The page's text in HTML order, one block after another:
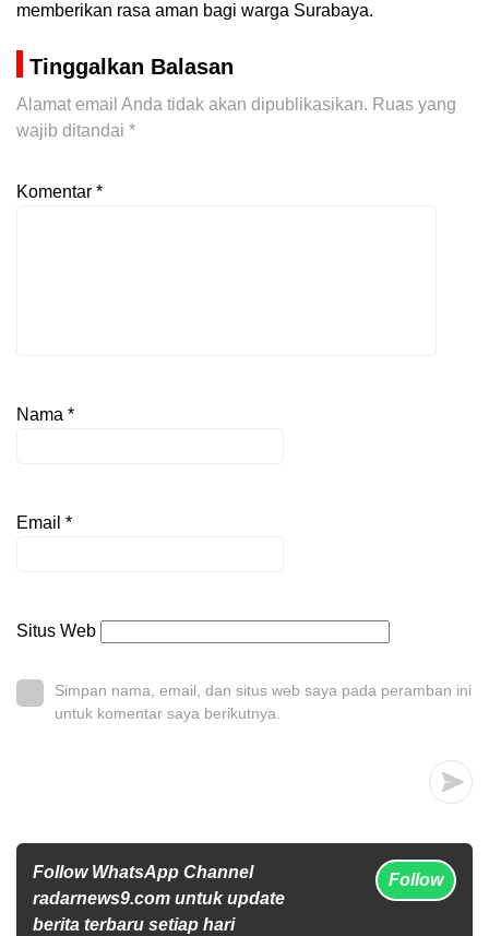
memberikan rasa aman bagi warga Surabaya.
Tinggalkan Balasan
Alamat email Anda tidak akan dipublikasikan. Ruas yang
wajib ditandai *
Komentar *
Nama *
Email *
Situs Web
Simpan nama, email, dan situs web saya pada peramban ini
untuk komentar saya berikutnya.
Follow WhatsApp Channel
radarnews9.com untuk update
berita terbaru setiap hari
Follow